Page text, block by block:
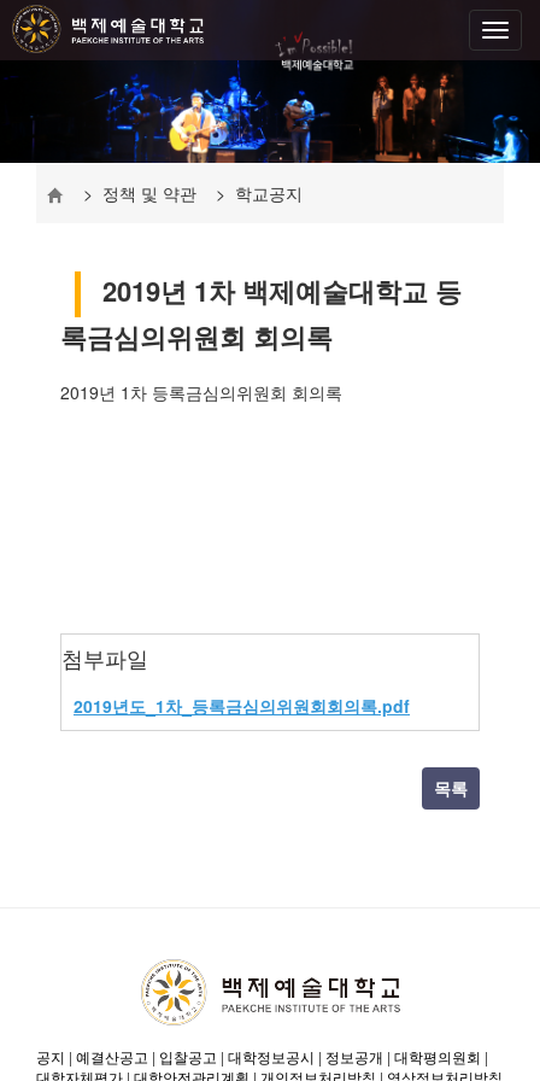
> 정책 및 약관 > 학교공지
2019년 1차 백제예술대학교 등
록금심의위원회 회의록
2019년 1차 등록금심의위원회 회의록
첨부파일
2019년도_1차_등록금심의위원회회의록.pdf
목록
공지 | 예결산공고 | 입찰공고 | 대학정보공시 | 정보공개 | 대학평의원회 |
대학자체평가 | 대학안전관리계획 | 개인정보처리방침 | 영상정보처리방침